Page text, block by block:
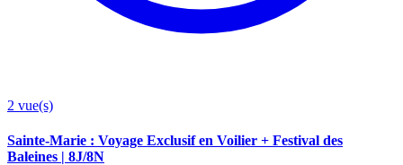
2 vue(s)
Sainte-Marie : Voyage Exclusif en Voilier + Festival des
Baleines | 8J/8N